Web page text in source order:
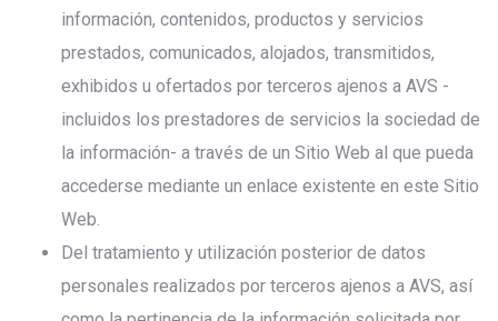
información, contenidos, productos y servicios
prestados, comunicados, alojados, transmitidos,
exhibidos u ofertados por terceros ajenos a AVS -
incluidos los prestadores de servicios la sociedad de
la información- a través de un Sitio Web al que pueda
accederse mediante un enlace existente en este Sitio
Web.
Del tratamiento y utilización posterior de datos
personales realizados por terceros ajenos a AVS, así